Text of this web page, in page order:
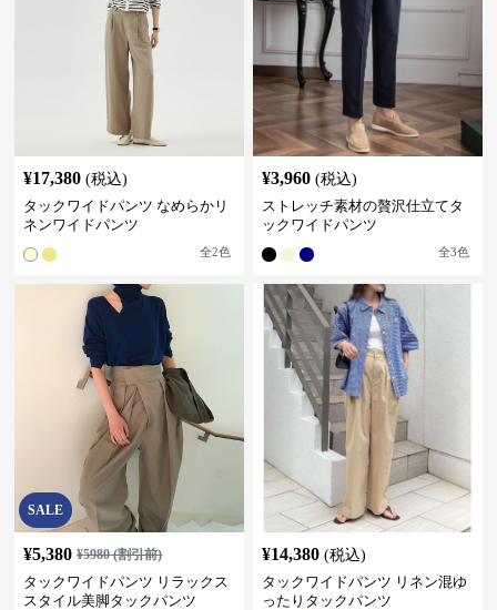
¥17,380 (税込)
タックワイドパンツ なめらかリ
ネンワイドパンツ
全2色
¥3,960 (税込)
ストレッチ素材の贅沢仕立てタ
ックワイドパンツ
全3色
SALE
¥5,380 ¥5980(割引前)
タックワイドパンツ リラックス
スタイル美脚タックパンツ
¥14,380 (税込)
タックワイドパンツ リネン混ゆ
ったりタックパンツ